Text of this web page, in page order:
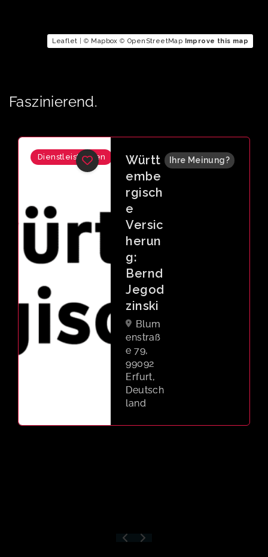
Leaflet | © Mapbox © OpenStreetMap Improve this map
Faszinierend.
Dienstleistungen
kartin
ka
GmbH
& Co.
KG
Gotth
ardtstra
ße 21,
99084
Erfurt,
Deutsch
land
Ihre Meinung?